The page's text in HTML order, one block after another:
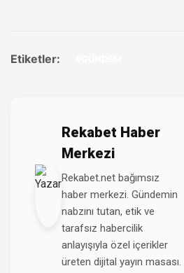
Etiketler:
Rekabet Haber
Merkezi
Rekabet.net bağımsız
haber merkezi. Gündemin
nabzını tutan, etik ve
tarafsız habercilik
anlayışıyla özel içerikler
üreten dijital yayın masası.